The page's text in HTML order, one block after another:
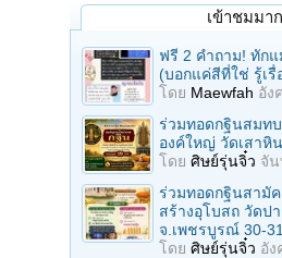
เข้าชมมาก
ฟรี 2 คำถาม! ทัก
(บอกแค่สีที่ใช่ รู้เรื่
โดย Maewfah อัง
ร่วมทอดกฐินสมท
องค์ใหญ่ วัดเสาหิ
โดย ศิษย์รุ่นจิ๋ว จัน
ร่วมทอดกฐินสามั
สร้างอุโบสถ วัดป
จ.เพชรบูรณ์ 30-
โดย ศิษย์รุ่นจิ๋ว อัง